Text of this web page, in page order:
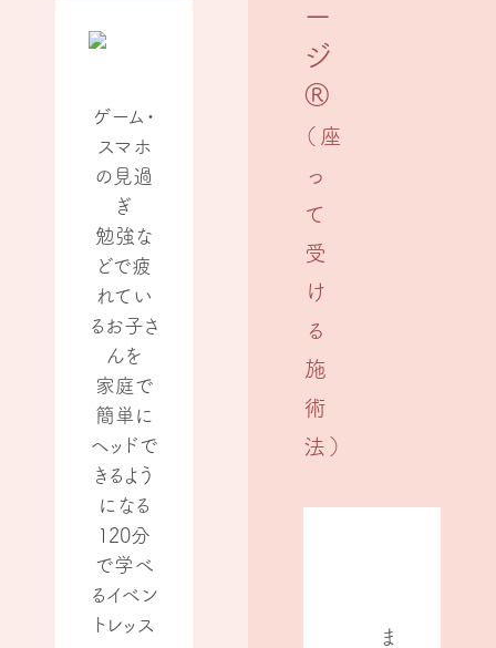
ゲーム・
スマホ
の見過
ぎ
勉強な
どで疲
れてい
るお子さ
んを
家庭で
簡単に
ヘッドで
きるよう
になる
120分
で学べ
るイベン
トレッス
ー
ジ
®
（座
っ
て
受
け
る
施
術
法）
ま